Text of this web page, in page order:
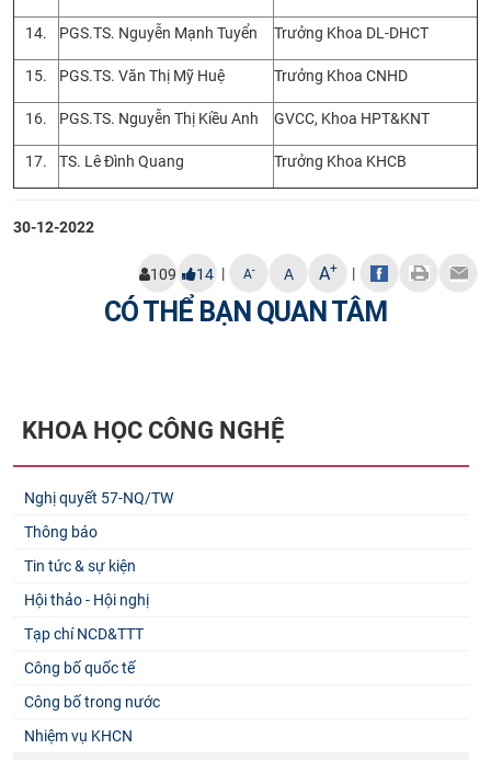
14. PGS.TS. Nguyễn Mạnh Tuyển Trưởng Khoa DL-DHCT
15. PGS.TS. Văn Thị Mỹ Huệ Trưởng Khoa CNHD
16. PGS.TS. Nguyễn Thị Kiều Anh GVCC, Khoa HPT&KNT
17. TS. Lê Đình Quang Trưởng Khoa KHCB
30-12-2022
109 14 | A- A A+ |
CÓ THỂ BẠN QUAN TÂM
KHOA HỌC CÔNG NGHỆ
Nghị quyết 57-NQ/TW
Thông báo
Tin tức & sự kiện
Hội thảo - Hội nghị
Tạp chí NCD&TTT
Công bố quốc tế
Công bố trong nước
Nhiệm vụ KHCN